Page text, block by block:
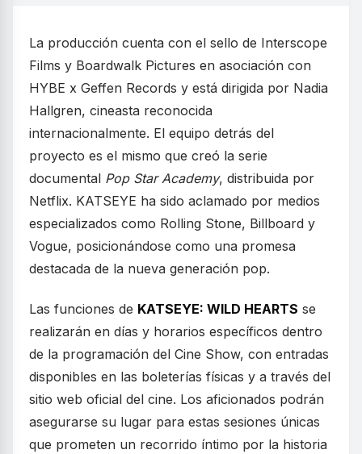
La producción cuenta con el sello de Interscope
Films y Boardwalk Pictures en asociación con
HYBE x Geffen Records y está dirigida por Nadia
Hallgren, cineasta reconocida
internacionalmente. El equipo detrás del
proyecto es el mismo que creó la serie
documental Pop Star Academy, distribuida por
Netflix. KATSEYE ha sido aclamado por medios
especializados como Rolling Stone, Billboard y
Vogue, posicionándose como una promesa
destacada de la nueva generación pop.
Las funciones de KATSEYE: WILD HEARTS se
realizarán en días y horarios específicos dentro
de la programación del Cine Show, con entradas
disponibles en las boleterías físicas y a través del
sitio web oficial del cine. Los aficionados podrán
asegurarse su lugar para estas sesiones únicas
que prometen un recorrido íntimo por la historia